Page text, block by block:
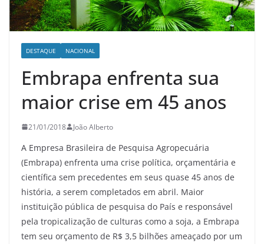
DESTAQUE NACIONAL
Embrapa enfrenta sua
maior crise em 45 anos
21/01/2018 João Alberto
A Empresa Brasileira de Pesquisa Agropecuária
(Embrapa) enfrenta uma crise política, orçamentária e
científica sem precedentes em seus quase 45 anos de
história, a serem completados em abril. Maior
instituição pública de pesquisa do País e responsável
pela tropicalização de culturas como a soja, a Embrapa
tem seu orçamento de R$ 3,5 bilhões ameaçado por um